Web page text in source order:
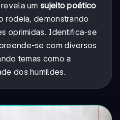
um sujeito poético
rodeia, demonstrando
oprimidas. Identifica-se
se com diversos
temas como a
dos humildes.